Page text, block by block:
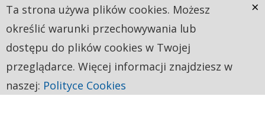
Ta strona używa plików cookies. Możesz
określić warunki przechowywania lub
dostępu do plików cookies w Twojej
przeglądarce. Więcej informacji znajdziesz w
naszej: Polityce Cookies
×